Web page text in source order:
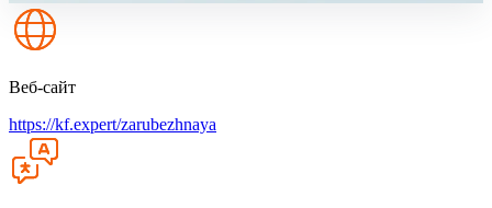
Веб-сайт
https://kf.expert/zarubezhnaya